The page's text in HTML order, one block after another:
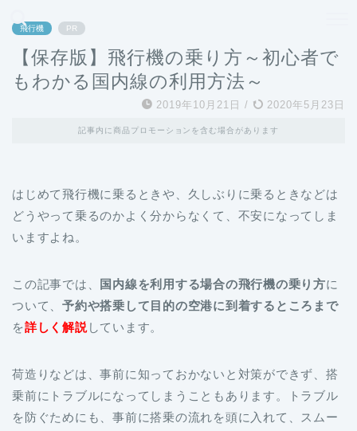
飛行機 PR
【保存版】飛行機の乗り方～初心者で
もわかる国内線の利用方法～
2019年10月21日 / 2020年5月23日
記事内に商品プロモーションを含む場合があります
はじめて飛行機に乗るときや、久しぶりに乗るときなどは
どうやって乗るのかよく分からなくて、不安になってしま
いますよね。
この記事では、 国内線を利用する場合の飛行機の乗り方に
ついて、予約や搭乗して目的の空港に到着するところまで
を詳しく解説しています。
荷造りなどは、事前に知っておかないと対策ができず、搭
乗前にトラブルになってしまうこともあります。トラブル
を防ぐためにも、事前に搭乗の流れを頭に入れて、スムー